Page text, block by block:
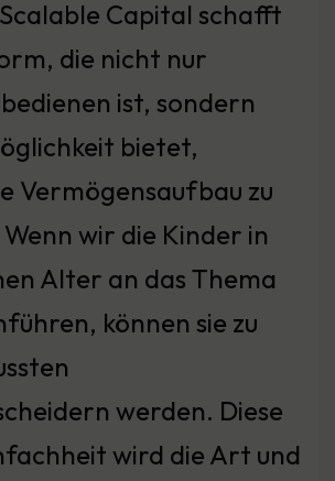
Capital schafft
die nicht nur
ist, sondern
bietet,
Vermögensaufbau zu
wir die Kinder in
Alter an das Thema
können sie zu
werden. Diese
wird die Art und